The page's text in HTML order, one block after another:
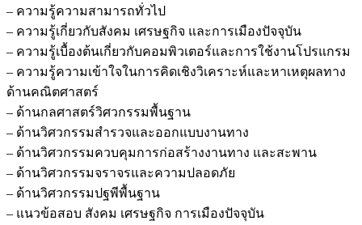
– ความรู้ความสามารถทั่วไป
– ความรู้เกี่ยวกับสังคม เศรษฐกิจ และการเมืองปัจจุบัน
– ความรู้เบื้องต้นเกี่ยวกับคอมพิวเตอร์และการใช้งานโปรแกรม
– ความรู้ความเข้าใจในการคิดเชิงวิเคราะห์และหาเหตุผลทาง
ด้านคณิตศาสตร์
– ด้านกลศาสตร์วิศวกรรมพื้นฐาน
– ด้านวิศวกรรมสำรวจและออกแบบงานทาง
– ด้านวิศวกรรมควบคุมการก่อสร้างงานทาง และสะพาน
– ด้านวิศวกรรมจราจรและความปลอดภัย
– ด้านวิศวกรรมปฐพีพื้นฐาน
– แนวข้อสอบ สังคม เศรษฐกิจ การเมืองปัจจุบัน